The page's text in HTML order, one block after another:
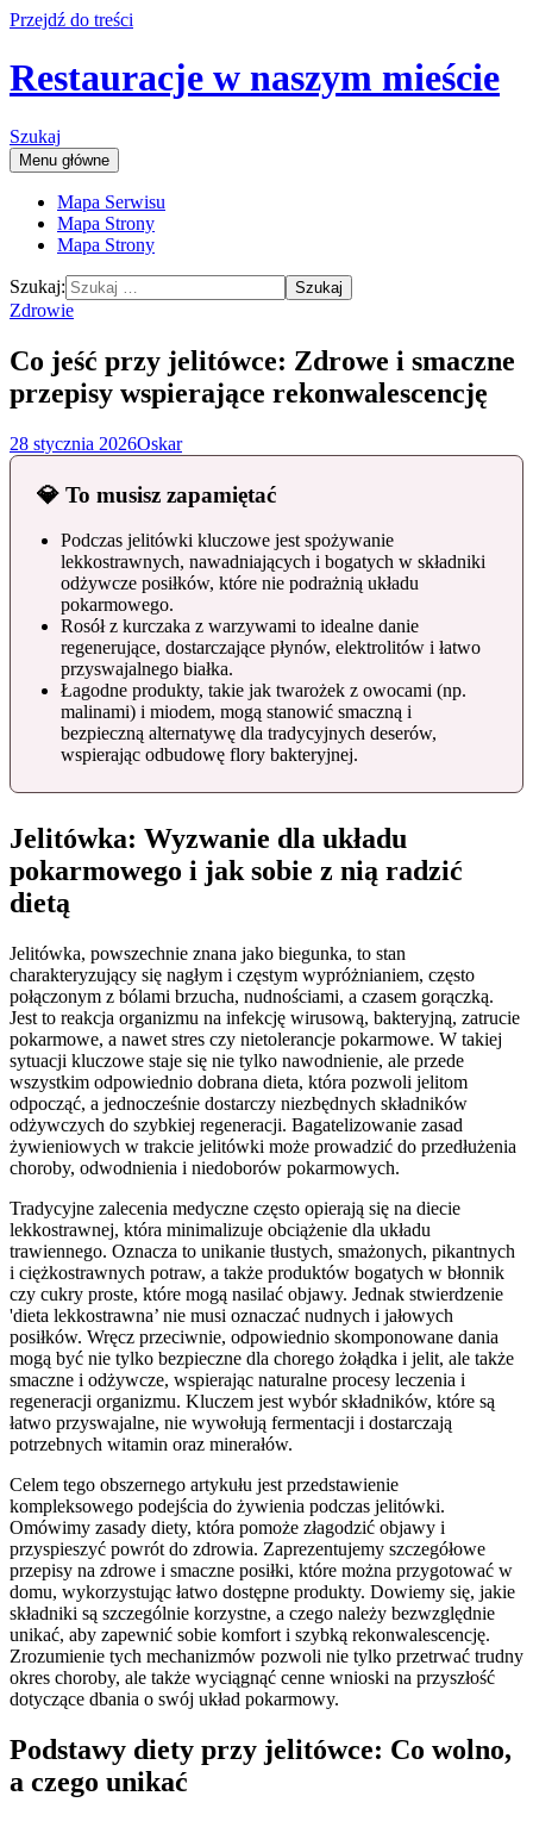
Przejdź do treści
Restauracje w naszym mieście
Szukaj
Menu główne
Mapa Serwisu
Mapa Strony
Mapa Strony
Szukaj:
Zdrowie
Co jeść przy jelitówce: Zdrowe i smaczne
przepisy wspierające rekonwalescencję
28 stycznia 2026Oskar
💎 To musisz zapamiętać
Podczas jelitówki kluczowe jest spożywanie
lekkostrawnych, nawadniających i bogatych w składniki
odżywcze posiłków, które nie podrażnią układu
pokarmowego.
Rosół z kurczaka z warzywami to idealne danie
regenerujące, dostarczające płynów, elektrolitów i łatwo
przyswajalnego białka.
Łagodne produkty, takie jak twarożek z owocami (np.
malinami) i miodem, mogą stanowić smaczną i
bezpieczną alternatywę dla tradycyjnych deserów,
wspierając odbudowę flory bakteryjnej.
Jelitówka: Wyzwanie dla układu
pokarmowego i jak sobie z nią radzić
dietą
Jelitówka, powszechnie znana jako biegunka, to stan
charakteryzujący się nagłym i częstym wypróżnianiem, często
połączonym z bólami brzucha, nudnościami, a czasem gorączką.
Jest to reakcja organizmu na infekcję wirusową, bakteryjną, zatrucie
pokarmowe, a nawet stres czy nietolerancje pokarmowe. W takiej
sytuacji kluczowe staje się nie tylko nawodnienie, ale przede
wszystkim odpowiednio dobrana dieta, która pozwoli jelitom
odpocząć, a jednocześnie dostarczy niezbędnych składników
odżywczych do szybkiej regeneracji. Bagatelizowanie zasad
żywieniowych w trakcie jelitówki może prowadzić do przedłużenia
choroby, odwodnienia i niedoborów pokarmowych.
Tradycyjne zalecenia medyczne często opierają się na diecie
lekkostrawnej, która minimalizuje obciążenie dla układu
trawiennego. Oznacza to unikanie tłustych, smażonych, pikantnych
i ciężkostrawnych potraw, a także produktów bogatych w błonnik
czy cukry proste, które mogą nasilać objawy. Jednak stwierdzenie
'dieta lekkostrawna’ nie musi oznaczać nudnych i jałowych
posiłków. Wręcz przeciwnie, odpowiednio skomponowane dania
mogą być nie tylko bezpieczne dla chorego żołądka i jelit, ale także
smaczne i odżywcze, wspierając naturalne procesy leczenia i
regeneracji organizmu. Kluczem jest wybór składników, które są
łatwo przyswajalne, nie wywołują fermentacji i dostarczają
potrzebnych witamin oraz minerałów.
Celem tego obszernego artykułu jest przedstawienie
kompleksowego podejścia do żywienia podczas jelitówki.
Omówimy zasady diety, która pomoże złagodzić objawy i
przyspieszyć powrót do zdrowia. Zaprezentujemy szczegółowe
przepisy na zdrowe i smaczne posiłki, które można przygotować w
domu, wykorzystując łatwo dostępne produkty. Dowiemy się, jakie
składniki są szczególnie korzystne, a czego należy bezwzględnie
unikać, aby zapewnić sobie komfort i szybką rekonwalescencję.
Zrozumienie tych mechanizmów pozwoli nie tylko przetrwać trudny
okres choroby, ale także wyciągnąć cenne wnioski na przyszłość
dotyczące dbania o swój układ pokarmowy.
Podstawy diety przy jelitówce: Co wolno,
a czego unikać